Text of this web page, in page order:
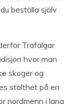
beställa själv
Trafalgar
hvor man
skoger og
stolthet på en
nordmenn i lang